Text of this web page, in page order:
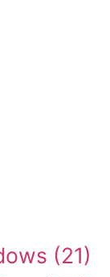
(21)